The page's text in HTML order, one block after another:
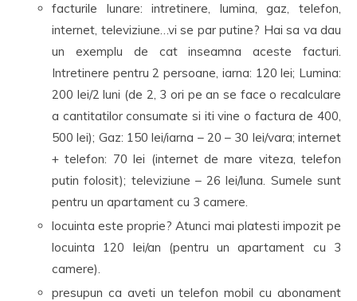
facturile lunare: intretinere, lumina, gaz, telefon,
internet, televiziune…vi se par putine? Hai sa va dau
un exemplu de cat inseamna aceste facturi.
Intretinere pentru 2 persoane, iarna: 120 lei; Lumina:
200 lei/2 luni (de 2, 3 ori pe an se face o recalculare
a cantitatilor consumate si iti vine o factura de 400,
500 lei); Gaz: 150 lei/iarna – 20 – 30 lei/vara; internet
+ telefon: 70 lei (internet de mare viteza, telefon
putin folosit); televiziune – 26 lei/luna. Sumele sunt
pentru un apartament cu 3 camere.
locuinta este proprie? Atunci mai platesti impozit pe
locuinta 120 lei/an (pentru un apartament cu 3
camere).
presupun ca aveti un telefon mobil cu abonament